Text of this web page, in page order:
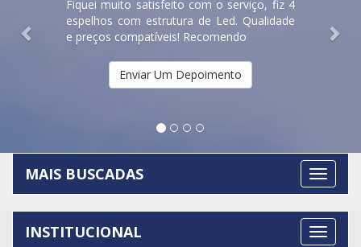
Fiquei muito satisfeito com o serviço, fiz 4
espelhos com estrutura de Led. Qualidade
e preços compatíveis! Recomendo
Enviar Um Depoimento
MAIS BUSCADAS
INSTITUCIONAL